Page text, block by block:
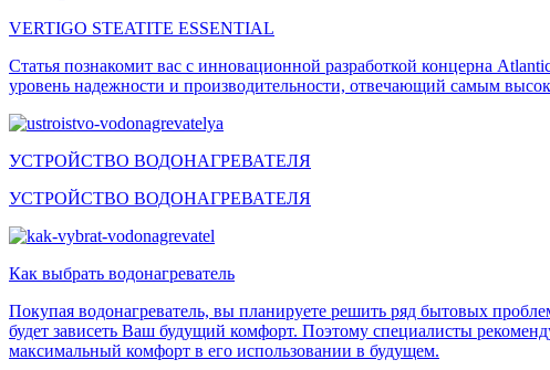
VERTIGO STEATITE ESSENTIAL
Статья познакомит вас с инновационной разработкой концерна
уровень надежности и производительности, отвечающий самым
УСТРОЙСТВО ВОДОНАГРЕВАТЕЛЯ
УСТРОЙСТВО ВОДОНАГРЕВАТЕЛЯ
Как выбрать водонагреватель
Покупая водонагреватель, вы планируете решить ряд бытовых
будет зависеть Ваш будущий комфорт. Поэтому специалисты
максимальный комфорт в его использовании в будущем.